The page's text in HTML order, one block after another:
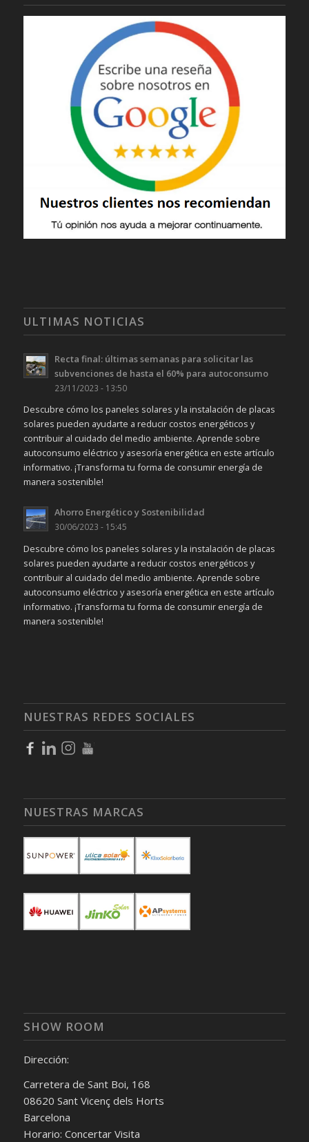
ULTIMAS NOTICIAS
Recta final: últimas semanas para solicitar las
subvenciones de hasta el 60% para autoconsumo
23/11/2023 - 13:50
Descubre cómo los paneles solares y la instalación de placas
solares pueden ayudarte a reducir costos energéticos y
contribuir al cuidado del medio ambiente. Aprende sobre
autoconsumo eléctrico y asesoría energética en este artículo
informativo. ¡Transforma tu forma de consumir energía de
manera sostenible!
Ahorro Energético y Sostenibilidad
30/06/2023 - 15:45
Descubre cómo los paneles solares y la instalación de placas
solares pueden ayudarte a reducir costos energéticos y
contribuir al cuidado del medio ambiente. Aprende sobre
autoconsumo eléctrico y asesoría energética en este artículo
informativo. ¡Transforma tu forma de consumir energía de
manera sostenible!
NUESTRAS REDES SOCIALES
NUESTRAS MARCAS
SHOW ROOM
Dirección:
Carretera de Sant Boi, 168
08620 Sant Vicenç dels Horts
Barcelona
Horario: Concertar Visita